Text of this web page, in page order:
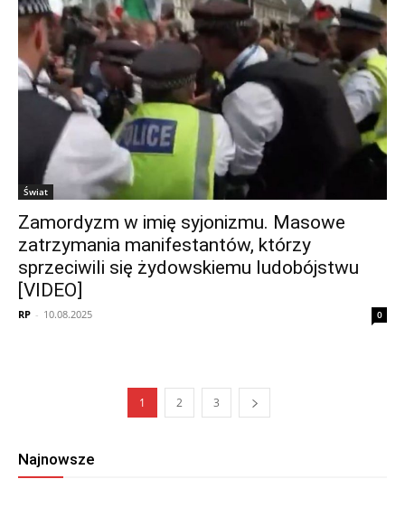
Świat
Zamordyzm w imię syjonizmu. Masowe
zatrzymania manifestantów, którzy
sprzeciwili się żydowskiemu ludobójstwu
[VIDEO]
RP - 10.08.2025 0
1 2 3
Najnowsze